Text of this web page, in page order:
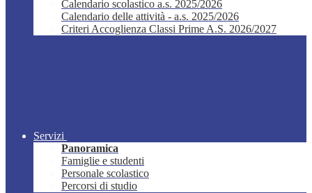
Calendario scolastico a.s. 2025/2026
Calendario delle attività - a.s. 2025/2026
Criteri Accoglienza Classi Prime A.S. 2026/2027
Servizi
Panoramica
Famiglie e studenti
Personale scolastico
Percorsi di studio